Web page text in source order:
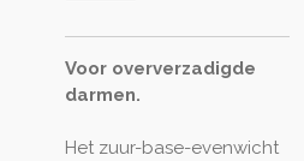
Voor oververzadigde
darmen.
Het zuur-base-evenwicht